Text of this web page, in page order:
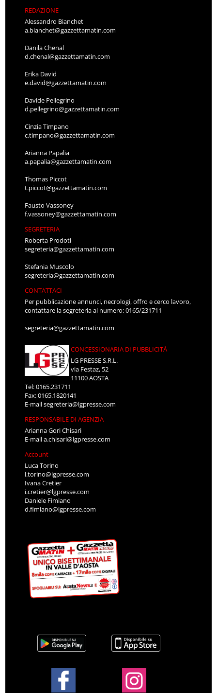
REDAZIONE
Alessandro Bianchet
a.bianchet@gazzettamatin.com
Danila Chenal
d.chenal@gazzettamatin.com
Erika David
e.david@gazzettamatin.com
Davide Pellegrino
d.pellegrino@gazzettamatin.com
Cinzia Timpano
c.timpano@gazzettamatin.com
Arianna Papalia
a.papalia@gazzettamatin.com
Thomas Piccot
t.piccot@gazzettamatin.com
Fausto Vassoney
f.vassoney@gazzettamatin.com
SEGRETERIA
Roberta Prodoti
segreteria@gazzettamatin.com
Stefania Muscolo
segreteria@gazzettamatin.com
CONTATTACI
Per pubblicazione annunci, necrologi, offro e cerco lavoro,
contattare la segreteria al numero: 0165/231711
segreteria@gazzettamatin.com
CONCESSIONARIA DI PUBBLICITÀ
LG PRESSE S.R.L.
via Festaz, 52
11100 AOSTA
Tel: 0165.231711
Fax: 0165.1820141
E-mailsegreteria@lgpresse.com
RESPONSABILE DI AGENZIA
Arianna Gori Chisari
E-maila.chisari@lgpresse.com
Account
Luca Torino
l.torino@lgpresse.com
Ivana Cretier
i.cretier@lgpresse.com
Daniele Fimiano
d.fimiano@lgpresse.com